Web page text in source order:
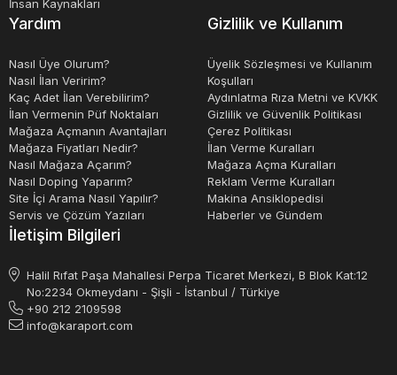
boşaltılması işlemlerini kolaylaştırır. Paletli yükleyiciler,
donatılmıştır.
Sonuç olarak, paletli yükleyiciler, malzeme taşıma
işlemlerinde kullanılan çok amaçlı makinelerdir. Bu
makineler, yüksek verimlilikleri ve taşıma kapasiteleri ile
öne çıkarlar. Paletli yükleyiciler, dar alanlarda çalışmak
için idealdirler ve zorlu koşullarda kullanılabilirler. Bu
makineler, çevre dostu motorlar ile donatılmıştır ve
sistemlerle donatılmıştır.
İnsan Kaynakları
Yardım
Nasıl Üye Olurum?
Nasıl İlan Veririm?
Kaç Adet İlan Verebilirim?
İlan Vermenin Püf Noktaları
Mağaza Açmanın Avantajları
Mağaza Fiyatları Nedir?
Nasıl Mağaza Açarım?
Nasıl Doping Yaparım?
Site İçi Arama Nasıl Yapılır?
Servis ve Çözüm Yazıları
Gizlilik ve Kullanım
Üyelik Sözleşmesi ve Kullanım
Koşulları
Aydınlatma Rıza Metni ve KVKK
Gizlilik ve Güvenlik Politikası
Çerez Politikası
İlan Verme Kuralları
Mağaza Açma Kuralları
Reklam Verme Kuralları
Makina Ansiklopedisi
Haberler ve Gündem
İletişim Bilgileri
Halil Rıfat Paşa Mahallesi Perpa Ticaret Merkezi, B Blok Kat:12
No:2234 Okmeydanı - Şişli - İstanbul / Türkiye
+90 212 2109598
info@karaport.com